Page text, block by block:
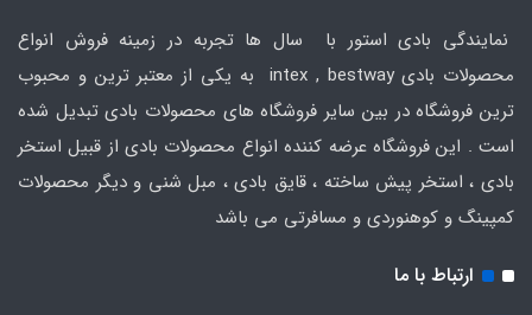
نمایندگی بادی استور با سال ها تجربه در زمینه فروش انواع
محصولات بادی intex , bestway به یکی از معتبر ترین و محبوب
ترین فروشگاه در بین سایر فروشگاه های محصولات بادی تبدیل شده
است . این فروشگاه عرضه کننده انواع محصولات بادی از قبیل استخر
بادی ، استخر پیش ساخته ، قایق بادی ، مبل شنی و دیگر محصولات
کمپینگ و کوهنوردی و مسافرتی می باشد
ارتباط با ما